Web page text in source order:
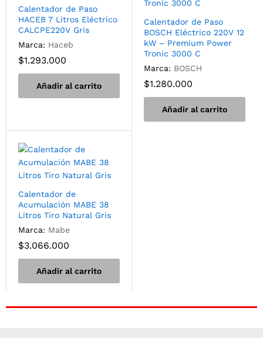
Calentador de Paso
HACEB 7 Litros Eléctrico
CALCPE220V Gris
Marca: Haceb
$1.293.000
Añadir al carrito
Calentador de Paso
BOSCH Eléctrico 220V 12
kW – Premium Power
Tronic 3000 C
Marca: BOSCH
$1.280.000
Añadir al carrito
Calentador de
Acumulación MABE 38
Litros Tiro Natural Gris
Marca: Mabe
$3.066.000
Añadir al carrito